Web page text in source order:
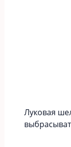
Луковая